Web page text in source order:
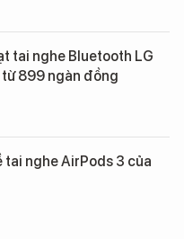
tai nghe Bluetooth LG
từ 899 ngàn đồng
tai nghe AirPods 3 của